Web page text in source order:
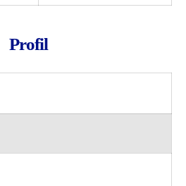
Profil